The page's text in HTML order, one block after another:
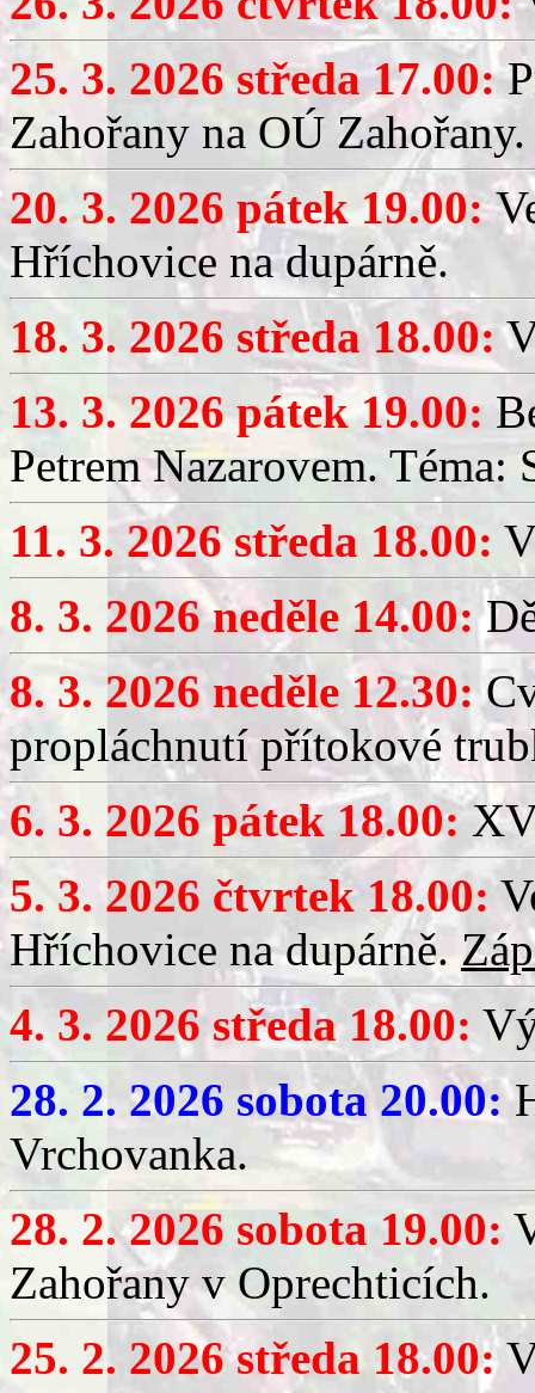
25. 3. 2026 středa 17.00:
Zahořany na OÚ Zahořany.
20. 3. 2026 pátek 19.00:
Hříchovice na dupárně.
18. 3. 2026 středa 18.00:
13. 3. 2026 pátek 19.00:
Petrem Nazarovem. Téma:
11. 3. 2026 středa 18.00:
8. 3. 2026 neděle 14.00:
8. 3. 2026 neděle 12.30:
propláchnutí přítokové
6. 3. 2026 pátek 18.00:
5. 3. 2026 čtvrtek 18.00:
Hříchovice na dupárně.
4. 3. 2026 středa 18.00:
28. 2. 2026 sobota 20.00:
Vrchovanka.
28. 2. 2026 sobota 19.00:
Zahořany v Oprechticích.
25. 2. 2026 středa 18.00: